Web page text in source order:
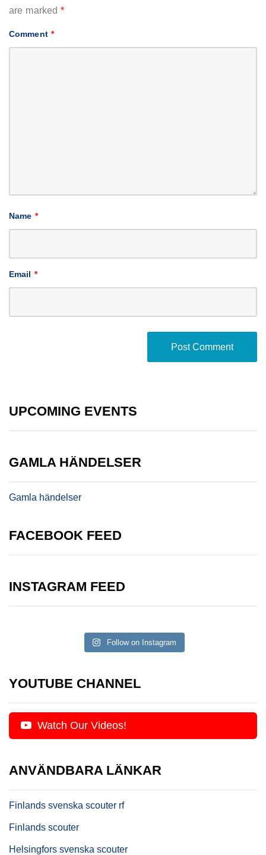
are marked*
Comment *
Name *
Email *
UPCOMING EVENTS
GAMLA HÄNDELSER
Gamla händelser
FACEBOOK FEED
INSTAGRAM FEED
Follow on Instagram
YOUTUBE CHANNEL
Watch Our Videos!
ANVÄNDBARA LÄNKAR
Finlands svenska scouter rf
Finlands scouter
Helsingfors svenska scouter